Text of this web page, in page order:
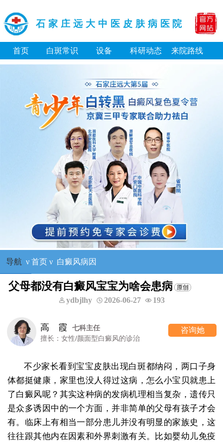
石家庄远大中医皮肤病医院
首页 白斑常识 设备 科研动态 来院路线
导航 ν 首页ν 白癜风病因
父母都没有白癜风宝宝为啥会患病
ydbjlhy 2026-06-27 193
高 霞
七科主任
擅长：女性/颜面型白癜风的诊治
咨询她
不少家长看到宝宝皮肤出现白斑都纳闷，两口子身
体都挺健康，家里也没人得过这病，怎么小宝贝就患上
了白癜风呢？其实这种病的发病机理相当复杂，遗传只
是众多诱因中的一个方面，并非简单的父母有孩子才会
有。临床上有相当一部分患儿并没有明显的家族史，这
往往跟其他内在因素和外界刺激有关。比如婴幼儿免疫